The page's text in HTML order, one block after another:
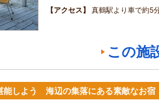
アクセス
真鶴駅より車で約5
この施
能しよう 海辺の集落にある素敵なお宿